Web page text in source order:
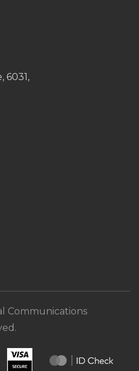
6031,
Communications